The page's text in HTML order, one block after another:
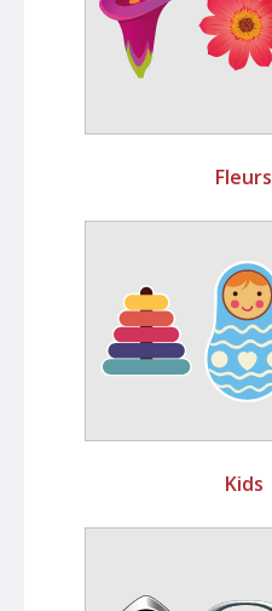
Fleurs
Kids